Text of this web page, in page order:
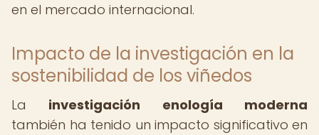
en el mercado internacional.
Impacto de la investigación en la
sostenibilidad de los viñedos
La investigación enología moderna
también ha tenido un impacto significativo en